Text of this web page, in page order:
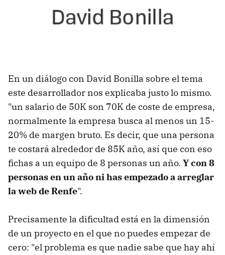
En un diálogo con David Bonilla sobre el tema
este desarrollador nos explicaba justo lo mismo.
"un salario de 50K son 70K de coste de empresa,
normalmente la empresa busca al menos un 15-
20% de margen bruto. Es decir, que una persona
te costará alrededor de 85K año, así que con eso
fichas a un equipo de 8 personas un año. Y con 8
personas en un año ni has empezado a arreglar
la web de Renfe".
Precisamente la dificultad está en la dimensión
de un proyecto en el que no puedes empezar de
cero: "el problema es que nadie sabe que hay ahí